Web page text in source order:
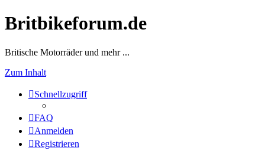
Britbikeforum.de
Britische Motorräder und mehr ...
Zum Inhalt
Schnellzugriff
FAQ
Anmelden
Registrieren